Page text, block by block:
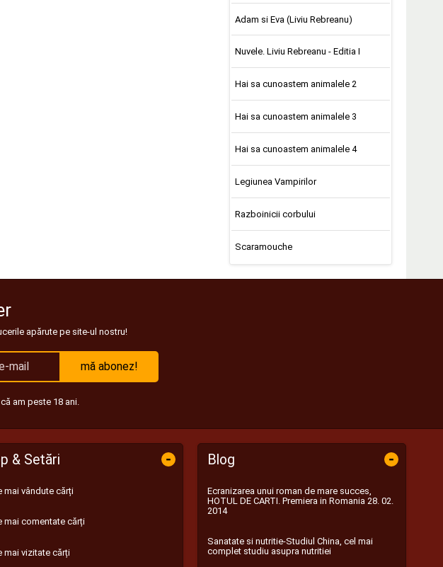
Adam si Eva (Liviu Rebreanu)
Nuvele. Liviu Rebreanu - Editia I
Hai sa cunoastem animalele 2
Hai sa cunoastem animalele 3
Hai sa cunoastem animalele 4
Legiunea Vampirilor
Razboinicii corbului
Scaramouche
apărute pe site-ul nostru!
mă abonez!
am peste 18 ani.
& Setări -
mai vândute cărți
mai comentate cărți
mai vizitate cărți
Blog -
Ecranizarea unui roman de mare succes,
HOTUL DE CARTI. Premiera in Romania 28. 02.
2014
Sanatate si nutritie-Studiul China, cel mai
complet studiu asupra nutritiei